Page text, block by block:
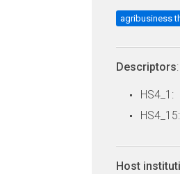
agribusiness
Descriptors:
HS4_1:
HS4_15:
Host